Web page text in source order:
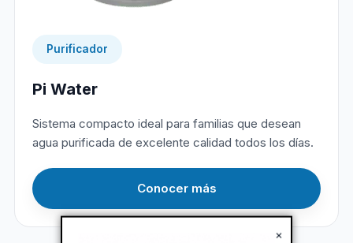
×
Purificador
Pi Water
Sistema compacto ideal para familias que desean
agua purificada de excelente calidad todos los días.
Conocer más